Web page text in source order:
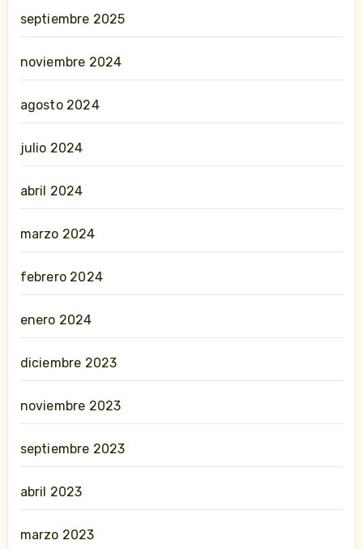
septiembre 2025
noviembre 2024
agosto 2024
julio 2024
abril 2024
marzo 2024
febrero 2024
enero 2024
diciembre 2023
noviembre 2023
septiembre 2023
abril 2023
marzo 2023